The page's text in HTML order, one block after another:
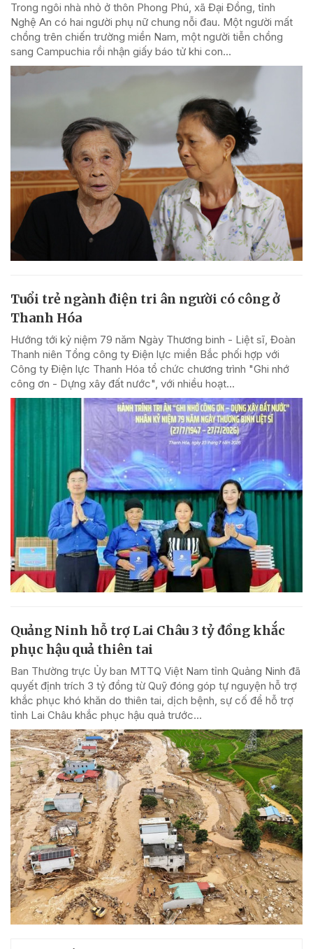
Trong ngôi nhà nhỏ ở thôn Phong Phú, xã Đại Đồng, tỉnh
Nghệ An có hai người phụ nữ chung nỗi đau. Một người mất
chồng trên chiến trường miền Nam, một người tiễn chồng
sang Campuchia rồi nhận giấy báo tử khi con...
Tuổi trẻ ngành điện tri ân người có công ở
Thanh Hóa
Hướng tới kỷ niệm 79 năm Ngày Thương binh - Liệt sĩ, Đoàn
Thanh niên Tổng công ty Điện lực miền Bắc phối hợp với
Công ty Điện lực Thanh Hóa tổ chức chương trình "Ghi nhớ
công ơn - Dựng xây đất nước", với nhiều hoạt...
Quảng Ninh hỗ trợ Lai Châu 3 tỷ đồng khắc
phục hậu quả thiên tai
Ban Thường trực Ủy ban MTTQ Việt Nam tỉnh Quảng Ninh đã
quyết định trích 3 tỷ đồng từ Quỹ đóng góp tự nguyện hỗ trợ
khắc phục khó khăn do thiên tai, dịch bệnh, sự cố để hỗ trợ
tỉnh Lai Châu khắc phục hậu quả trước...